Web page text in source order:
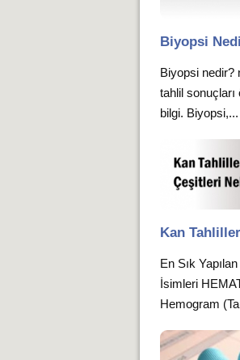
Biyopsi
Biyopsi nedir?
tahlil sonuçları
bilgi. Biyopsi,...
Kan
En Sık
İsimleri
Hemogram